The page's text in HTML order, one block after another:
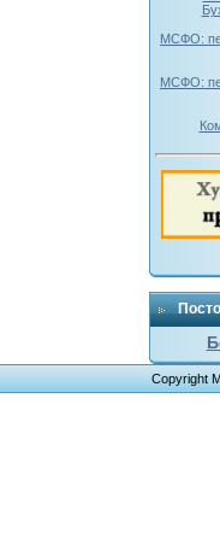
МСФО:
МСФО:
Copyright